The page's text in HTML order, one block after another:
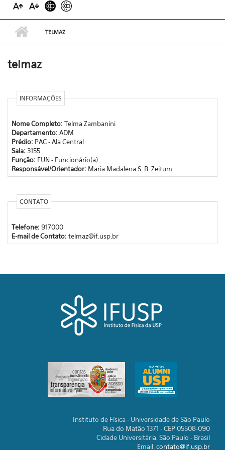
TELMAZ
telmaz
INFORMAÇÕES
Nome Completo: Telma Zambanini
Departamento: ADM
Prédio: PAC - Ala Central
Sala: 3155
Função: FUN - Funcionário(a)
Responsável/Orientador: Maria Madalena S. B. Zeitum
CONTATO
Telefone: 917000
E-mail de Contato: telmaz@if.usp.br
Instituto de Física - Universidade de São Paulo
Rua do Matão 1371 - CEP 05508-090
Cidade Universitária, São Paulo - Brasil
Email:contato@if.usp.br